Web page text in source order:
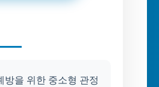
방을 위한 중소형 관정